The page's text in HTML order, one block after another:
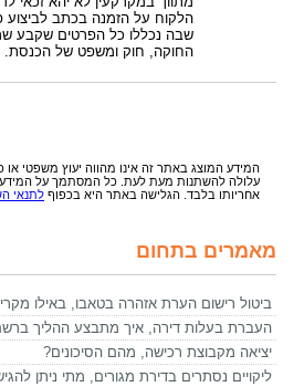
הלקוח על הזמנה בכתב לביצוע
שבה נכללו כל הפרטים שקבע
החוקה, חוק ומשפט של הכנסת.
המידע המוצג באתר זה אינו מהווה יעוץ משפטי או
עלולה להשתנות מעת לעת. כל המסתמך על
אחריותו בלבד. הגלישה באתר היא בכפוף לתנאי
מאמרים בתחום
ביטול רישום הערת אזהרה בטאבו, באילו
העברת בעלות דירה, איך מתבצע ההליך
יציאה מקבוצת רכישה, מהם הסיכונים?
ליקויים נסתרים בדירת מגורים, מתי ניתן